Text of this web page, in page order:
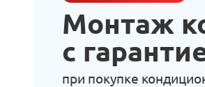
Монтаж
с
при покупке